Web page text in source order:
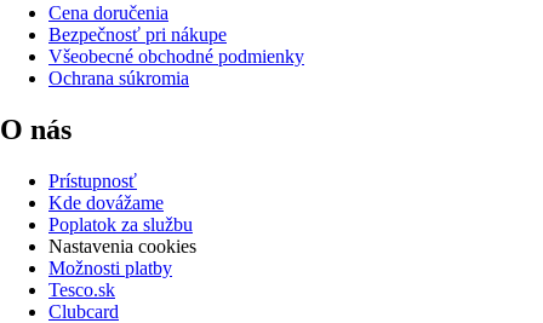
Cena doručenia
Bezpečnosť pri nákupe
Všeobecné obchodné podmienky
Ochrana súkromia
O nás
Prístupnosť
Kde dovážame
Poplatok za službu
Nastavenia cookies
Možnosti platby
Tesco.sk
Clubcard